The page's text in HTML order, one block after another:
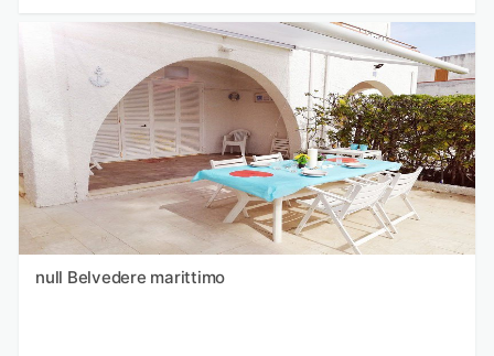
null Belvedere marittimo